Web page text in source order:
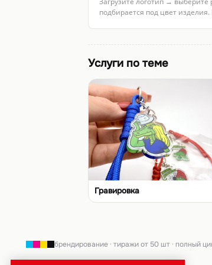
подбирается под цвет
Услуги по теме
Гравировка
брендирование · тиражи от 50 шт · полный